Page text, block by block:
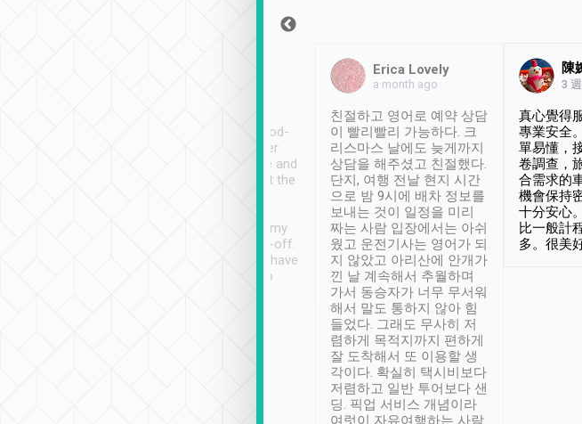
service, vehicles in good-
condition and the driver
service was awesome and
thoughtful. Driver went the
have safely arrived at my
destination after drop-off.
Definitely something I have
not seen elsewhere 👍
Erica Lovely
a month ago
친절하고 영어로 예약 상담
이 빨리빨리 가능하다. 크
리스마스 날에도 늦게까지
상담을 해주셨고 친절했다.
단지, 여행 전날 현지 시간
으로 밤 9시에 배차 정보를
보내는 것이 일정을 미리
짜는 사람 입장에서는 아쉬
웠고 운전기사는 영어가 되
지 않았고 아리산에 안개가
낀 날 계속해서 추월하며
가서 동승자가 너무 무서워
해서 말도 통하지 않아 힘
들었다. 그래도 무사히 저
렴하게 목적지까지 편하게
잘 도착해서 또 이용할 생
각이다. 확실히 택시비보다
저렴하고 일반 투어보다 샌
딩. 픽업 서비스 개념이라
陳
3
真心覺得
專業安全
單易懂，
卷調查，
合需求的
機會保持
十分安心
比一般計
多。很美